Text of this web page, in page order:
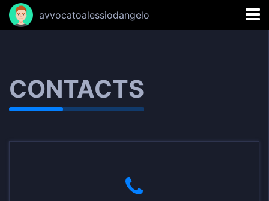
avvocatoalessiodangelo
CONTACTS